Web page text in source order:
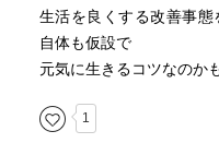
生活を良くする改善事
自体も仮設で
元気に生きるコツなのか
1